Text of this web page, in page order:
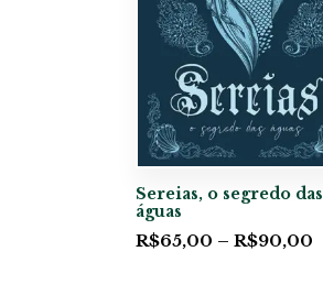
Sereias, o segredo das
águas
R$65,00 – R$90,00